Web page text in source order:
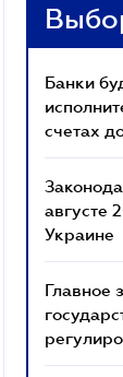
Банки
счетах
августе
Украине
Главное